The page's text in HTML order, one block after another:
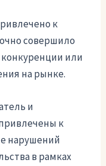
к
совершило
или
на рынке.
и
к
нарушений
в рамках